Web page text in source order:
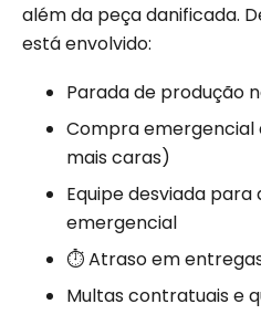
além da peça danificada.
está envolvido:
Parada de produção
Compra
mais caras)
Equipe desviada
emergencial
⏱️ Atraso em
Multas contratuais e